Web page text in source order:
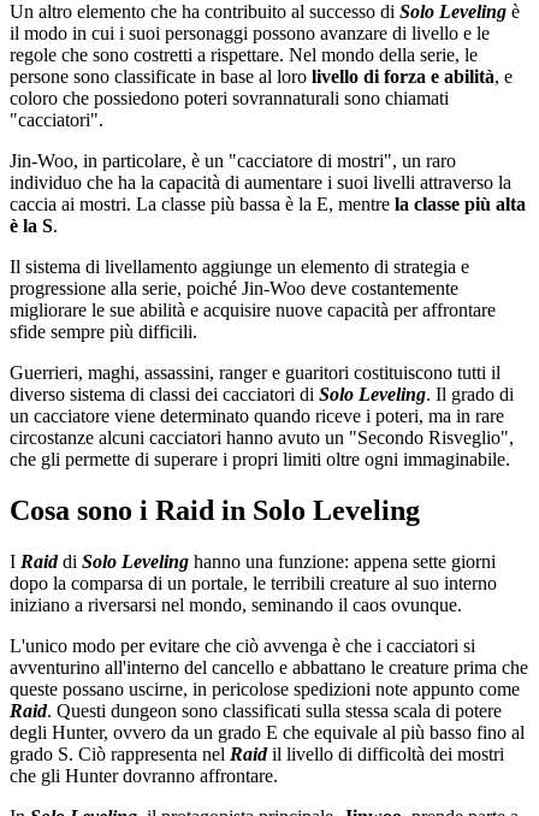
Un altro elemento che ha contribuito al successo di Solo Leveling è
il modo in cui i suoi personaggi possono avanzare di livello e le
regole che sono costretti a rispettare. Nel mondo della serie, le
persone sono classificate in base al loro livello di forza e abilità, e
coloro che possiedono poteri sovrannaturali sono chiamati
"cacciatori".
Jin-Woo, in particolare, è un "cacciatore di mostri", un raro
individuo che ha la capacità di aumentare i suoi livelli attraverso la
caccia ai mostri. La classe più bassa è la E, mentre la classe più alta
è la S.
Il sistema di livellamento aggiunge un elemento di strategia e
progressione alla serie, poiché Jin-Woo deve costantemente
migliorare le sue abilità e acquisire nuove capacità per affrontare
sfide sempre più difficili.
Guerrieri, maghi, assassini, ranger e guaritori costituiscono tutti il ​​
diverso sistema di classi dei cacciatori di Solo Leveling. Il grado di
un cacciatore viene determinato quando riceve i poteri, ma in rare
circostanze alcuni cacciatori hanno avuto un "Secondo Risveglio",
che gli permette di superare i propri limiti oltre ogni immaginabile.
Cosa sono i Raid in Solo Leveling
I Raiddi Solo Leveling hanno una funzione: appena sette giorni
dopo la comparsa di un portale, le terribili creature al suo interno
iniziano a riversarsi nel mondo, seminando il caos ovunque.
L'unico modo per evitare che ciò avvenga è che i cacciatori si
avventurino all'interno del cancello e abbattano le creature prima che
queste possano uscirne, in pericolose spedizioni note appunto come
Raid. Questi dungeon sono classificati sulla stessa scala di potere
degli Hunter, ovvero da un grado E che equivale al più basso fino al
grado S. Ciò rappresenta nel Raidil livello di difficoltà dei mostri
che gli Hunter dovranno affrontare.